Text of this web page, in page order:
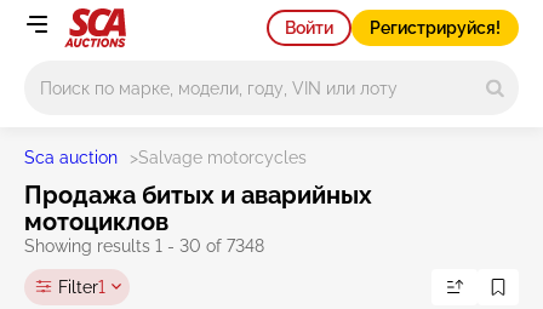
Войти Регистрируйся!
Sca auction >Salvage motorcycles
Продажа битых и аварийных
мотоциклов
Showing results 1 - 30 of 7348
Filter1